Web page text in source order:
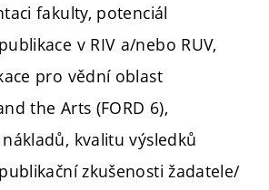
fakulty, potenciál
v RIV a/nebo RUV,
pro vědní oblast
the Arts (FORD 6),
kvalitu výsledků
zkušenosti žadatele/